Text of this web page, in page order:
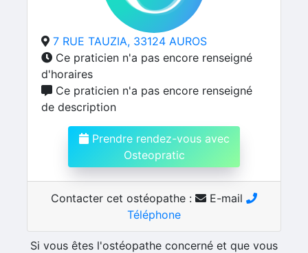
7 RUE TAUZIA, 33124 AUROS
Ce praticien n'a pas encore renseigné
d'horaires
Ce praticien n'a pas encore renseigné
de description
Prendre rendez-vous avec
Osteopratic
Contacter cet ostéopathe :
E-mail
Téléphone
Si vous êtes l'ostéopathe concerné et que vous